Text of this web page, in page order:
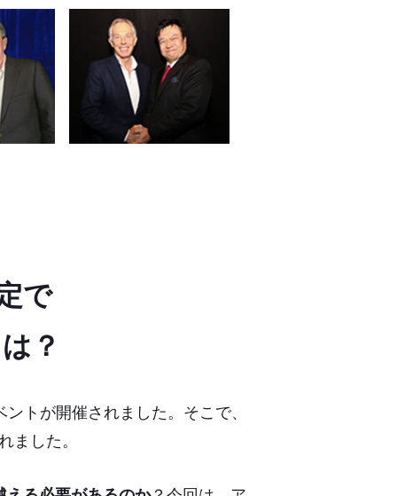
で
？
トが開催されました。そこで、
ました。